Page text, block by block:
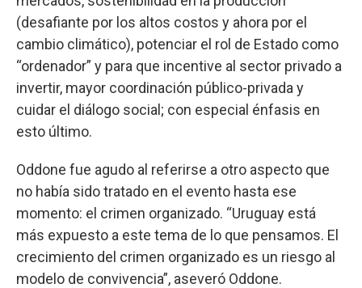
(desafiante por los altos costos y ahora por el
cambio climático), potenciar el rol de Estado como
“ordenador” y para que incentive al sector privado a
invertir, mayor coordinación público-privada y
cuidar el diálogo social; con especial énfasis en
esto último.
Oddone fue agudo al referirse a otro aspecto que
no había sido tratado en el evento hasta ese
momento: el crimen organizado. “Uruguay está
más expuesto a este tema de lo que pensamos. El
crecimiento del crimen organizado es un riesgo al
modelo de convivencia”, aseveró Oddone.